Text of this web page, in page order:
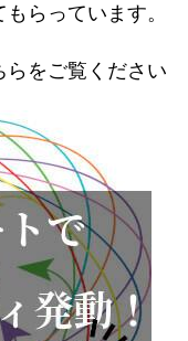
らっています。
をご覧ください